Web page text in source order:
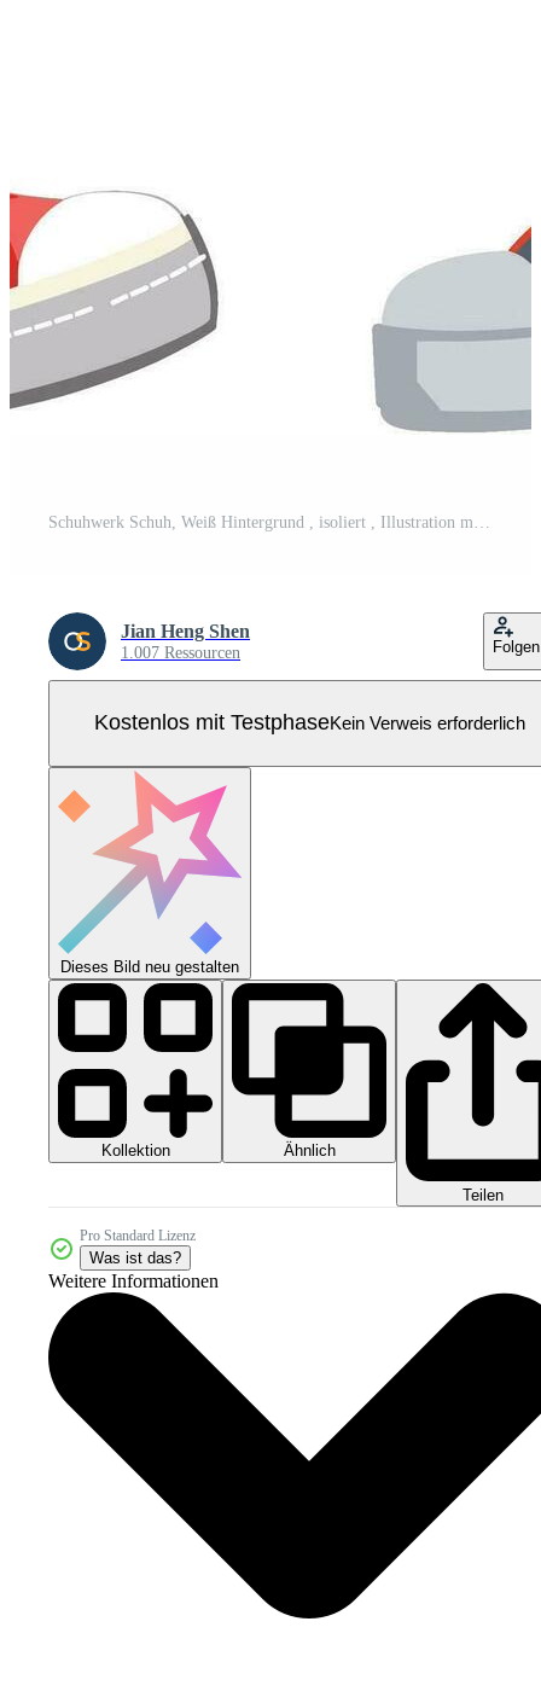
Jian Heng Shen
1.007 Ressourcen Folgen
Kostenlos mit TestphaseKein Verweis erforderlich
Dieses Bild neu gestalten
Kollektion Ähnlich
Teilen
Pro Standard Lizenz
Was ist das?
Weitere Informationen